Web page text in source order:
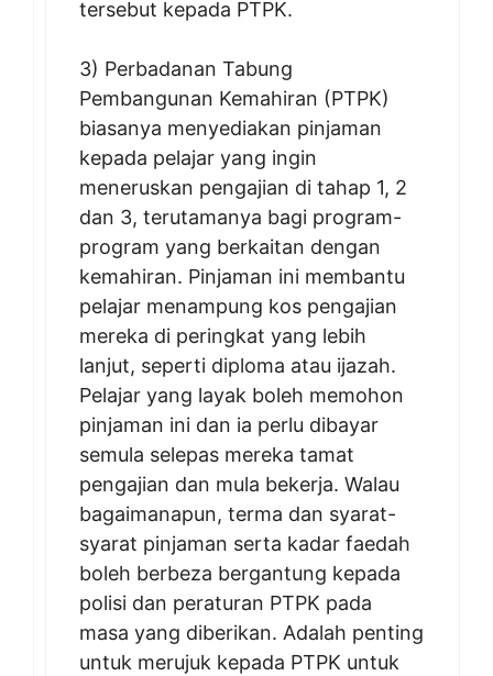
tersebut kepada PTPK.
3) Perbadanan Tabung
Pembangunan Kemahiran (PTPK)
biasanya menyediakan pinjaman
kepada pelajar yang ingin
meneruskan pengajian di tahap 1, 2
dan 3, terutamanya bagi program-
program yang berkaitan dengan
kemahiran. Pinjaman ini membantu
pelajar menampung kos pengajian
mereka di peringkat yang lebih
lanjut, seperti diploma atau ijazah.
Pelajar yang layak boleh memohon
pinjaman ini dan ia perlu dibayar
semula selepas mereka tamat
pengajian dan mula bekerja. Walau
bagaimanapun, terma dan syarat-
syarat pinjaman serta kadar faedah
boleh berbeza bergantung kepada
polisi dan peraturan PTPK pada
masa yang diberikan. Adalah penting
untuk merujuk kepada PTPK untuk